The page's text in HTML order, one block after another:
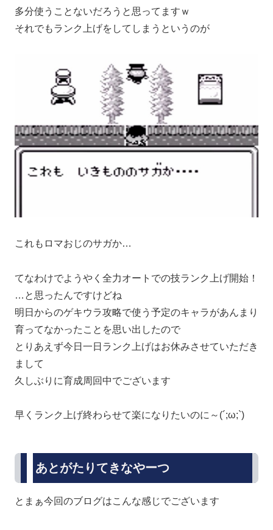
多分使うことないだろうと思ってますｗ
それでもランク上げをしてしまうというのが
これもロマおじのサガか…
てなわけでようやく全力オートでの技ランク上げ開始！
…と思ったんですけどね
明日からのゲキウラ攻略で使う予定のキャラがあんまり
育ってなかったことを思い出したので
とりあえず今日一日ランク上げはお休みさせていただき
まして
久しぶりに育成周回中でございます
早くランク上げ終わらせて楽になりたいのに～(´;ω;`)
あとがたりてきなやーつ
とまぁ今回のブログはこんな感じでございます